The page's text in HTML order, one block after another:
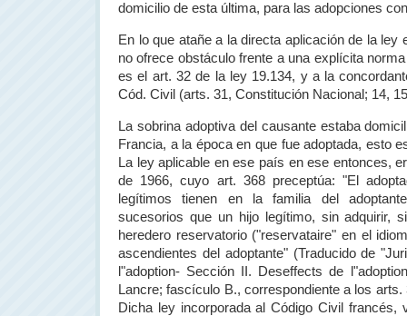
domicilio de esta última, para las adopciones
En lo que atañe a la directa aplicación de la ley
no ofrece obstáculo frente a una explícita
es el art. 32 de la ley 19.134, y a la
Cód. Civil (arts. 31, Constitución Nacional; 14,
La sobrina adoptiva del causante estaba
Francia, a la época en que fue adoptada, esto
La ley aplicable en ese país en ese entonces,
de 1966, cuyo art. 368 preceptúa: "El
legítimos tienen en la familia del
sucesorios que un hijo legítimo, sin adquirir,
heredero reservatorio ("reservataire" en el
ascendientes del adoptante" (Traducido de
l"adoption- Sección II. Deseffects de
Lancre; fascículo B., correspondiente a los arts.
Dicha ley incorporada al Código Civil francés,